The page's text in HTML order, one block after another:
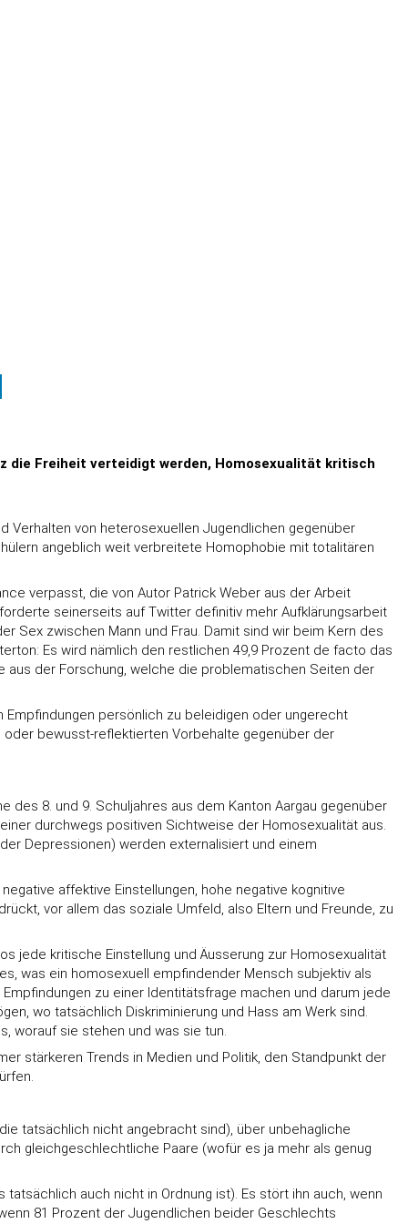
die Freiheit verteidigt werden, Homosexualität kritisch
Verhalten von heterosexuellen Jugendlichen gegenüber
angeblich weit verbreitete Homophobie mit totalitären
verpasst, die von Autor Patrick Weber aus der Arbeit
seinerseits auf Twitter definitiv mehr Aufklärungsarbeit
Sex zwischen Mann und Frau. Damit sind wir beim Kern des
Es wird nämlich den restlichen 49,9 Prozent de facto das
aus der Forschung, welche die problematischen Seiten der
Empfindungen persönlich zu beleidigen oder ungerecht
oder bewusst-reflektierten Vorbehalte gegenüber der
des 8. und 9. Schuljahres aus dem Kanton Aargau gegenüber
durchwegs positiven Sichtweise der Homosexualität aus.
Depressionen) werden externalisiert und einem
affektive Einstellungen, hohe negative kognitive
vor allem das soziale Umfeld, also Eltern und Freunde, zu
jede kritische Einstellung und Äusserung zur Homosexualität
was ein homosexuell empfindender Mensch subjektiv als
zu einer Identitätsfrage machen und darum jede
wo tatsächlich Diskriminierung und Hass am Werk sind.
worauf sie stehen und was sie tun.
stärkeren Trends in Medien und Politik, den Standpunkt der
tatsächlich nicht angebracht sind), über unbehagliche
gleichgeschlechtliche Paare (wofür es ja mehr als genug
auch nicht in Ordnung ist). Es stört ihn auch, wenn
81 Prozent der Jugendlichen beider Geschlechts